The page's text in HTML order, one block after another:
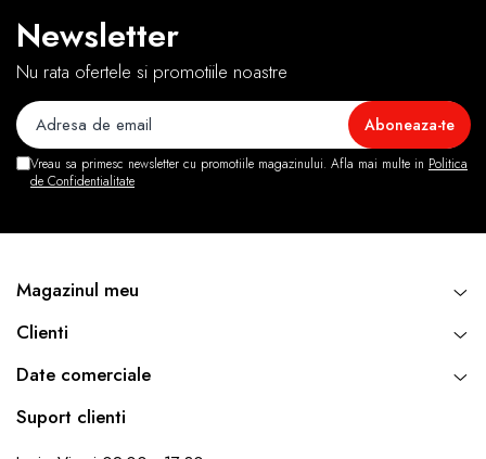
Newsletter
Nu rata ofertele si promotiile noastre
Vreau sa primesc newsletter cu promotiile magazinului. Afla mai multe in Politica
de Confidentialitate
Magazinul meu
Clienti
Date comerciale
Suport clienti